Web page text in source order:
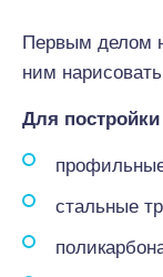
Первым делом
ним
Для
стальные